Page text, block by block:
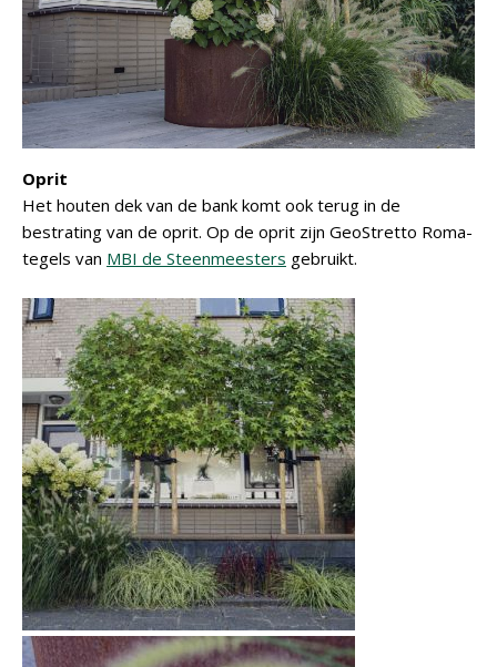
Oprit
Het houten dek van de bank komt ook terug in de
bestrating van de oprit. Op de oprit zijn GeoStretto Roma-
tegels van MBI de Steenmeesters gebruikt.